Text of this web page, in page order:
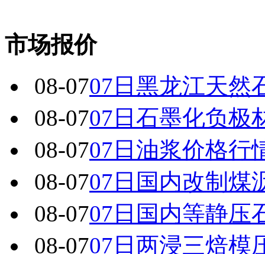
市场报价
08-0707日黑龙江天然
08-0707日石墨化负极
08-0707日油浆价格行
08-0707日国内改制煤
08-0707日国内 等静压
08-0707日两浸三焙模